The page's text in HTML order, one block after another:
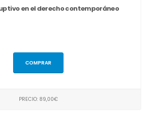
en el derecho contemporáneo
COMPRAR
PRECIO: 89,00€